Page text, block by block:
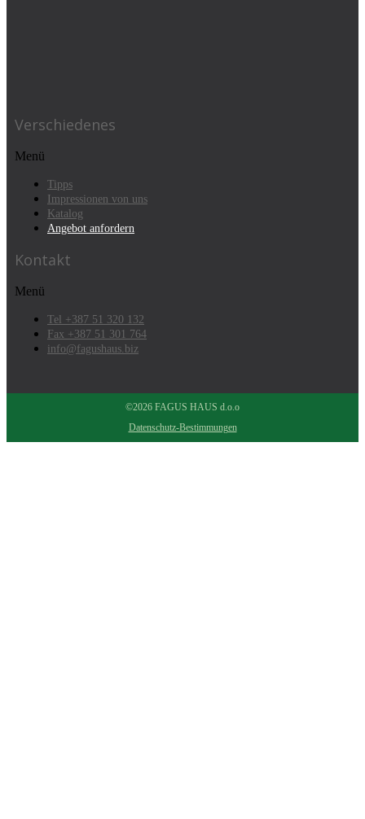
Verschiedenes
Menü
Tipps
Impressionen von uns
Katalog
Angebot anfordern
Kontakt
Menü
Tel +387 51 320 132
Fax +387 51 301 764
info@fagushaus.biz
©2026 FAGUS HAUS d.o.o
Datenschutz-Bestimmungen